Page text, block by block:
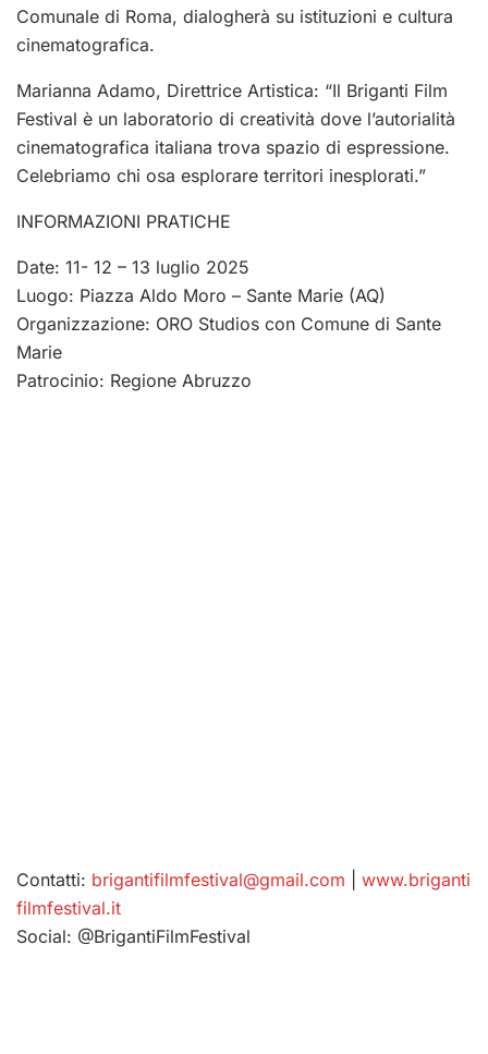
Comunale di Roma, dialogherà su istituzioni e cultura
cinematografica.
Marianna Adamo, Direttrice Artistica: “Il Briganti Film
Festival è un laboratorio di creatività dove l’autorialità
cinematografica italiana trova spazio di espressione.
Celebriamo chi osa esplorare territori inesplorati.”
INFORMAZIONI PRATICHE
Date: 11- 12 – 13 luglio 2025
Luogo: Piazza Aldo Moro – Sante Marie (AQ)
Organizzazione: ORO Studios con Comune di Sante
Marie
Patrocinio: Regione Abruzzo
Contatti: brigantifilmfestival@gmail.com
www.briganti
filmfestival.it
Social: @BrigantiFilmFestival